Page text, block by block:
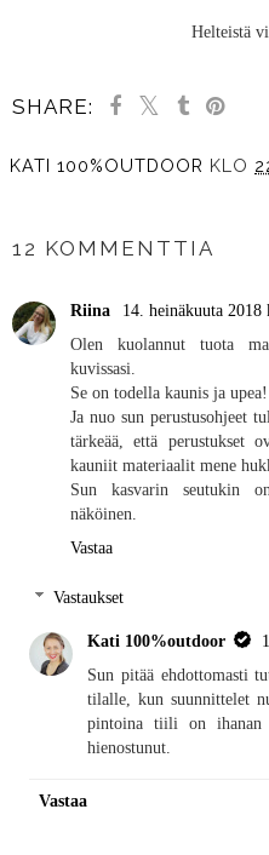
Helteistä
SHARE:
KATI 100%OUTDOOR KLO
12 KOMMENTTIA
Riina
14. heinäkuuta 2018
Olen kuolannut tuota
kuvissasi.
Se on todella kaunis ja upea!
Ja nuo sun perustusohjeet
tärkeää, että perustukset
kauniit materiaalit mene
Sun kasvarin seutukin
näköinen.
Vastaa
Vastaukset
Kati 100%outdoor
Sun pitää ehdottomasti
tilalle, kun suunnittelet
pintoina tiili on ihanan
hienostunut.
Vastaa